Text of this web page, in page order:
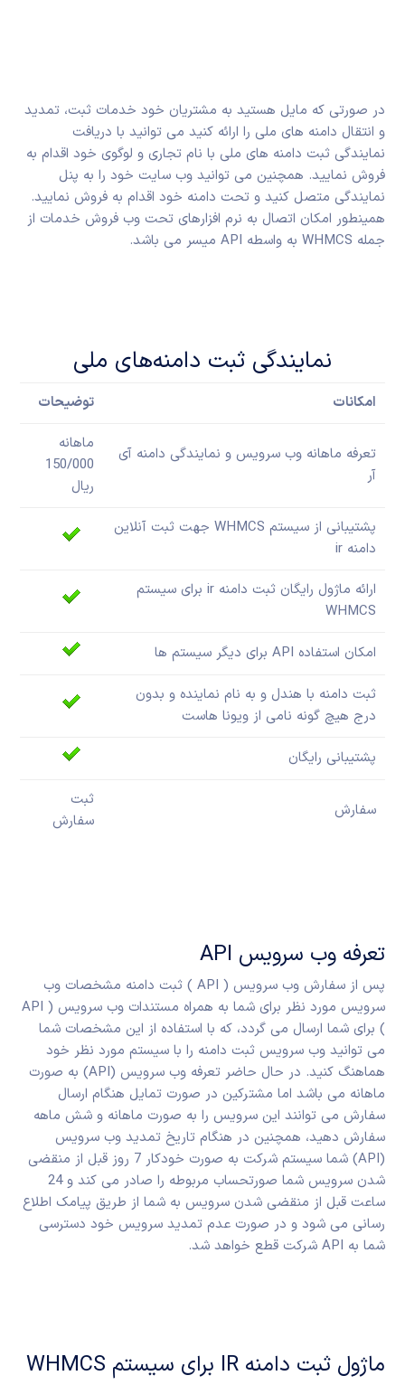
در صورتی که مایل هستید به مشتریان خود خدمات ثبت، تمدید
و انتقال دامنه های ملی را ارائه کنید می توانید با دریافت
نمایندگی ثبت دامنه های ملی با نام تجاری و لوگوی خود اقدام به
فروش نمایید. همچنین می توانید وب سایت خود را به پنل
نمایندگی متصل کنید و تحت دامنه خود اقدام به فروش نمایید.
همینطور امکان اتصال به نرم افزارهای تحت وب فروش خدمات از
جمله WHMCS به واسطه API میسر می باشد.
نمایندگی ثبت دامنه‌های ملی
امکانات توضیحات
تعرفه ماهانه وب سرویس و نمایندگی دامنه آی
آر
ماهانه
150/000
ریال
پشتیبانی از سیستم WHMCS جهت ثبت آنلاین
دامنه ir
ارائه ماژول رایگان ثبت دامنه ir برای سیستم
WHMCS
امکان استفاده API برای دیگر سیستم ها
ثبت دامنه با هندل و به نام نماینده و بدون
درج هیچ گونه نامی از ویونا هاست
پشتیبانی رایگان
سفارش
ثبت
سفارش
تعرفه وب سرویس API
پس از سفارش وب سرویس ( API ) ثبت دامنه مشخصات وب
سرویس مورد نظر برای شما به همراه مستندات وب سرویس ( API
) برای شما ارسال می گردد، که با استفاده از این مشخصات شما
می توانید وب سرویس ثبت دامنه را با سیستم مورد نظر خود
هماهنگ کنید. در حال حاضر تعرفه وب سرویس (API) به صورت
ماهانه می باشد اما مشترکین در صورت تمایل هنگام ارسال
سفارش می توانند این سرویس را به صورت ماهانه و شش ماهه
سفارش دهید، همچنین در هنگام تاریخ تمدید وب سرویس
(API) شما سیستم شرکت به صورت خودکار 7 روز قبل از منقضی
شدن سرویس شما صورتحساب مربوطه را صادر می کند و 24
ساعت قبل از منقضی شدن سرویس به شما از طریق پیامک اطلاع
رسانی می شود و در صورت عدم تمدید سرویس خود دسترسی
شما به API شرکت قطع خواهد شد.
ماژول ثبت دامنه IR برای سیستم WHMCS